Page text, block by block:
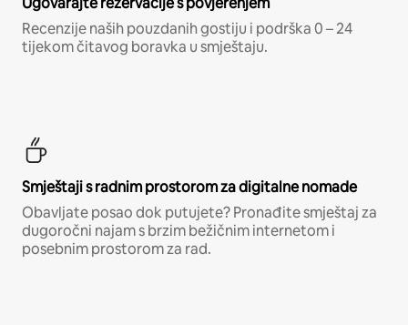
Recenzije naših pouzdanih gostiju i podrška 0 – 24
tijekom čitavog boravka u smještaju.
Smještaji s radnim prostorom za digitalne nomade
Obavljate posao dok putujete? Pronađite smještaj za
dugoročni najam s brzim bežičnim internetom i
posebnim prostorom za rad.